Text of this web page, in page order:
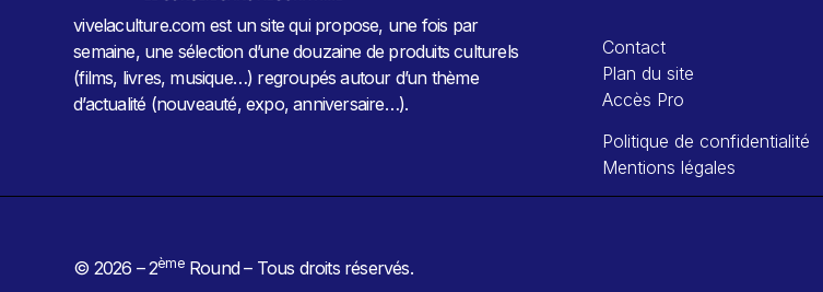
vivelaculture.com est un site qui propose, une fois par
semaine, une sélection d’une douzaine de produits culturels
(films, livres, musique…) regroupés autour d’un thème
d’actualité (nouveauté, expo, anniversaire…).
Contact
Plan du site
Accès Pro
Politique de confidentialité
Mentions légales
© 2026 – 2èmeRound – Tous droits réservés.